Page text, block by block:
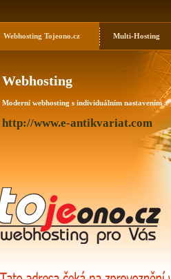
Webhosting Tojeono.cz Multi-Hosting
Webhosting
Moderní webhosting s individuálním nastavením a
http://www.e-antikvariat.com